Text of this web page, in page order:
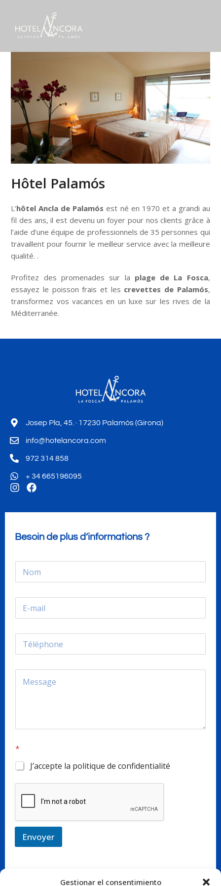
Gestionar el consentimiento
Hôtel Palamós
L’hôtel Ancla de Palamós est né en 1970 et a grandi au
fil des ans, il est devenu un foyer pour nos clients grâce à
l’aide d’une équipe de professionnels de 35 personnes qui
travaillent pour fournir le meilleur service avec la meilleure
qualité. .
Profitez des promenades sur la plage de La Fosca,
essayez le poisson frais et les crevettes de Palamós,
transformez vos vacances en un luxe sur les rives de la
Méditerranée.
Josep Pla, 45. · 17230 Palamós (Girona)
info@hotelancora.com
972 314 858
+ 34 665196095
Besoin de plus d’informations ?
*
J’accepte la politique de confidentialité
Envoyer